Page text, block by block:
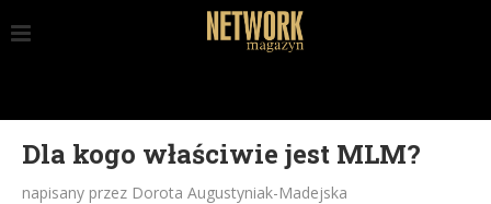
Dla kogo właściwie jest MLM?
napisany przez Dorota Augustyniak-Madejska